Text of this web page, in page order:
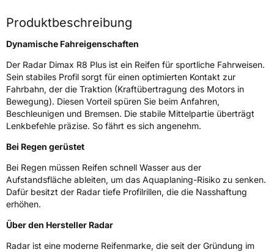
FahrzeugartPKW & SUV
Weitere Eigenschaften
Schlauchtyp TL
ZustandNeureifen
Verstärkt XL
EU Label
Effizienz
Produktbeschreibung
Dynamische Fahreigenschaften
Der Radar Dimax R8 Plus ist ein Reifen für sportliche Fahrweisen.
Sein stabiles Profil sorgt für einen optimierten Kontakt zur
Fahrbahn, der die Traktion (Kraftübertragung des Motors in
Bewegung). Diesen Vorteil spüren Sie beim Anfahren,
Beschleunigen und Bremsen. Die stabile Mittelpartie überträgt
Lenkbefehle präzise. So fährt es sich angenehm.
Bei Regen gerüstet
Bei Regen müssen Reifen schnell Wasser aus der
Aufstandsfläche ableiten, um das Aquaplaning-Risiko zu senken.
Dafür besitzt der Radar tiefe Profilrillen, die die Nasshaftung
erhöhen.
Über den Hersteller Radar
Radar ist eine moderne Reifenmarke, die seit der Gründung im